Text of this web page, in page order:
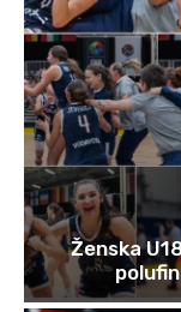
Ženska